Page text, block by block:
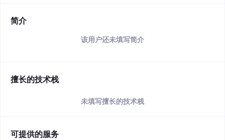
简介
该用户还未填写简介
擅长的技术栈
未填写擅长的技术栈
可提供的服务